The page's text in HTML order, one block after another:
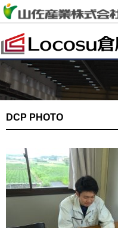
DCP PHOTO